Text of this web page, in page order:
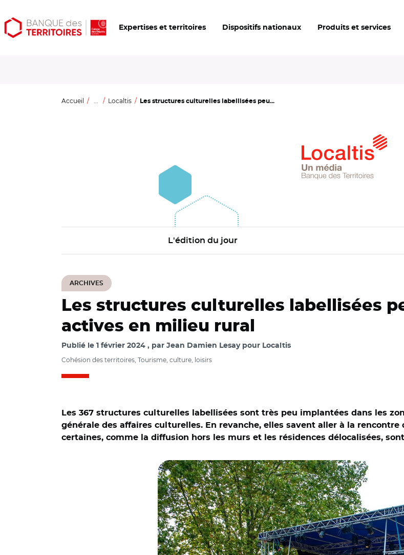
Aller
au
Aller
au
Ouvrir
les
Expertises et territoires Dispositifs nationaux Produits et services
Accueil ... Localtis Les structures culturelles labellisées peu...
L'édition du jour
ARCHIVES
Les structures culturelles labellisées
actives en milieu rural
Publié le 1 février 2024 par Jean Damien Lesay pour Localtis
Cohésion des territoires, Tourisme, culture, loisirs
Les 367 structures culturelles labellisées sont très peu implantées dans les
générale des affaires culturelles. En revanche, elles savent aller à la
certaines, comme la diffusion hors les murs et les résidences délocalisées,